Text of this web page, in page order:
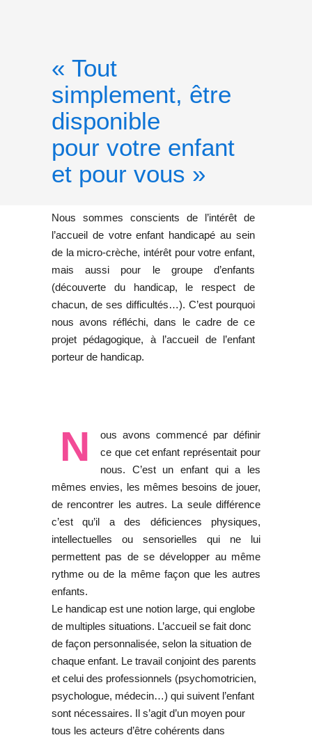
« Tout
simplement, être
disponible
pour votre enfant
et pour vous »
Nous sommes conscients de l’intérêt de
l’accueil de votre enfant handicapé au sein
de la micro-crèche, intérêt pour votre enfant,
mais aussi pour le groupe d’enfants
(découverte du handicap, le respect de
chacun, de ses difficultés…). C’est pourquoi
nous avons réfléchi, dans le cadre de ce
projet pédagogique, à l’accueil de l’enfant
porteur de handicap.
N
ous avons commencé par définir
ce que cet enfant représentait pour
nous. C’est un enfant qui a les
mêmes envies, les mêmes besoins de jouer,
de rencontrer les autres. La seule différence
c’est qu’il a des déficiences physiques,
intellectuelles ou sensorielles qui ne lui
permettent pas de se développer au même
rythme ou de la même façon que les autres
enfants.
Le handicap est une notion large, qui englobe
de multiples situations. L’accueil se fait donc
de façon personnalisée, selon la situation de
chaque enfant. Le travail conjoint des parents
et celui des professionnels (psychomotricien,
psychologue, médecin…) qui suivent l’enfant
sont nécessaires. Il s’agit d’un moyen pour
tous les acteurs d’être cohérents dans